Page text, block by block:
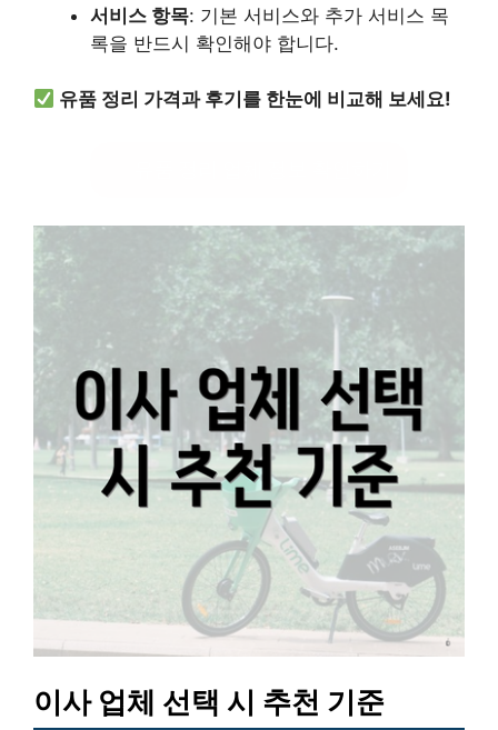
서비스 항목: 기본 서비스와 추가 서비스 목
록을 반드시 확인해야 합니다.
유품 정리 가격과 후기를 한눈에 비교해 보세요!
이사 업체 선택 시 추천 기준